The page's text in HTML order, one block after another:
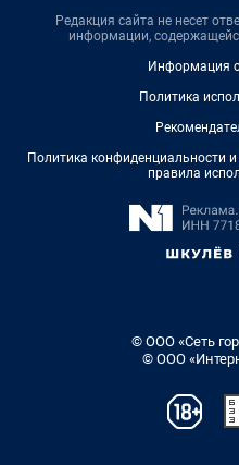
Редакция сайта не несет
информации,
Информация
Политика
Политика конфиденциальности
правила
© ООО «Сеть
© ООО